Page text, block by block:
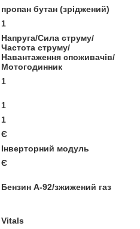
пропан бутан (зріджений)
1
Напруга/Сила струму/
Частота струму/
Навантаження споживачів/
Мотогодинник
1
1
1
Є
Інверторний модуль
Є
Бензин А-92/зжижений газ
Vitals